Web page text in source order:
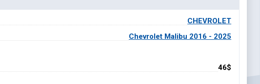
CHEVROLET
Chevrolet Malibu 2016 - 2025
46$